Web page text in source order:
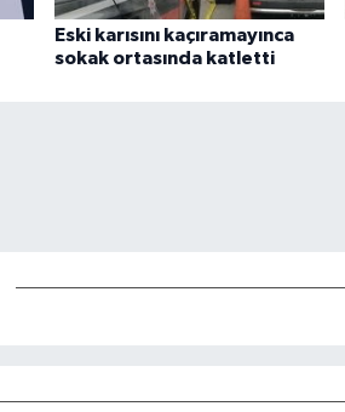
Eski karısını kaçıramayınca
sokak ortasında katletti